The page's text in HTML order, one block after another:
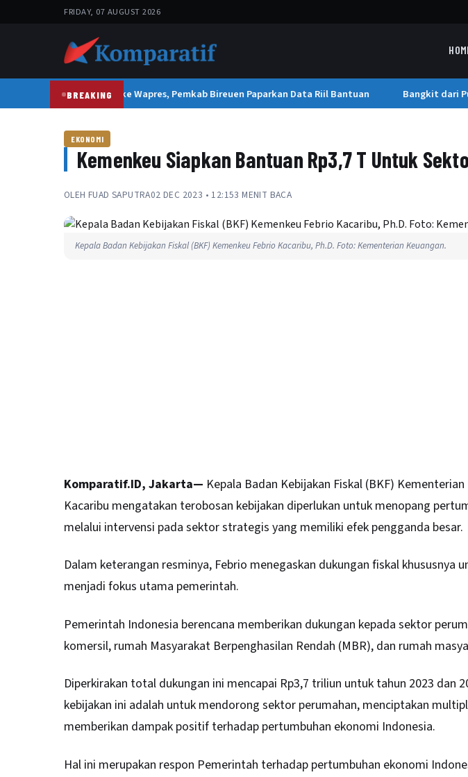
FRIDAY, 07 AUGUST 2026
BREAKING
Tanggapi Aduan Warga ke Wapres, Pemkab Bireuen Paparkan Data Riil Bantuan Bangkit dari
EKONOMI
Kemenkeu Siapkan Bantuan Rp3,7 T Untuk
OLEH FUAD SAPUTRA02 DEC 2023 • 12:153 MENIT BACA
Kepala Badan Kebijakan Fiskal (BKF) Kemenkeu Febrio Kacaribu, Ph.D. Foto: Kementerian Keuangan.
Komparatif.ID, Jakarta— Kepala Badan Kebijakan Fiskal (BKF)
Kacaribu mengatakan terobosan kebijakan diperlukan untuk menopang
melalui intervensi pada sektor strategis yang memiliki efek pengganda besar.
Dalam keterangan resminya, Febrio menegaskan dukungan fiskal khususnya
menjadi fokus utama pemerintah.
Pemerintah Indonesia berencana memberikan dukungan kepada sektor
komersil, rumah Masyarakat Berpenghasilan Rendah (MBR), dan rumah
Diperkirakan total dukungan ini mencapai Rp3,7 triliun untuk tahun 2023 dan
kebijakan ini adalah untuk mendorong sektor perumahan, menciptakan
memberikan dampak positif terhadap pertumbuhan ekonomi Indonesia.
Hal ini merupakan respon Pemerintah terhadap pertumbuhan ekonomi